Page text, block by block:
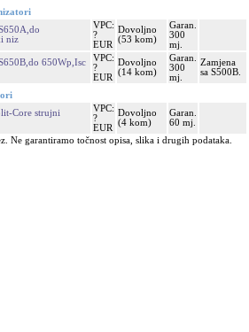
niz
VPC:
?
EUR
Dovoljno
(53 kom)
Garan.
300
mj.
650Wp,Isc
VPC:
?
EUR
Dovoljno
(14 kom)
Garan.
300
mj.
Zamjena
sa S500B.
Core strujni
VPC:
?
EUR
Dovoljno
(4 kom)
Garan.
60 mj.
Ne garantiramo točnost opisa, slika i drugih podataka.